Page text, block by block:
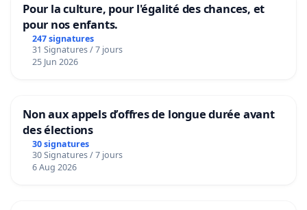
Pour la culture, pour l'égalité des chances, et
pour nos enfants.
247 signatures
31 Signatures / 7 jours
25 Jun 2026
Non aux appels d’offres de longue durée avant
des élections
30 signatures
30 Signatures / 7 jours
6 Aug 2026